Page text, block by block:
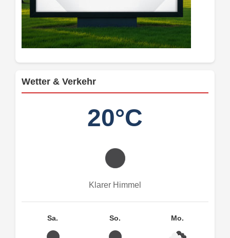
Wetter & Verkehr
20°C
Klarer Himmel
Sa. So. Mo.